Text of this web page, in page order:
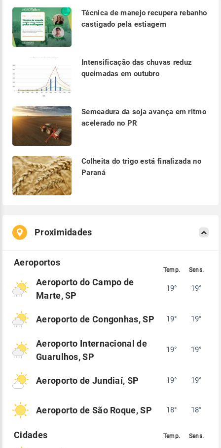
Técnica de manejo recupera rebanho
castigado pela estiagem
Intensificação das chuvas reduz
queimadas em outubro
Semeadura da soja avança em ritmo
acelerado no PR
Colheita do trigo está finalizada no
Paraná
Proximidades
Aeroporto do Campo de
Marte, SP
19° 19°
Aeroporto de Congonhas, SP 19° 19°
Aeroporto Internacional de
Guarulhos, SP
19° 19°
Aeroporto de Jundiaí, SP 19° 19°
Aeroporto de São Roque, SP 18° 18°